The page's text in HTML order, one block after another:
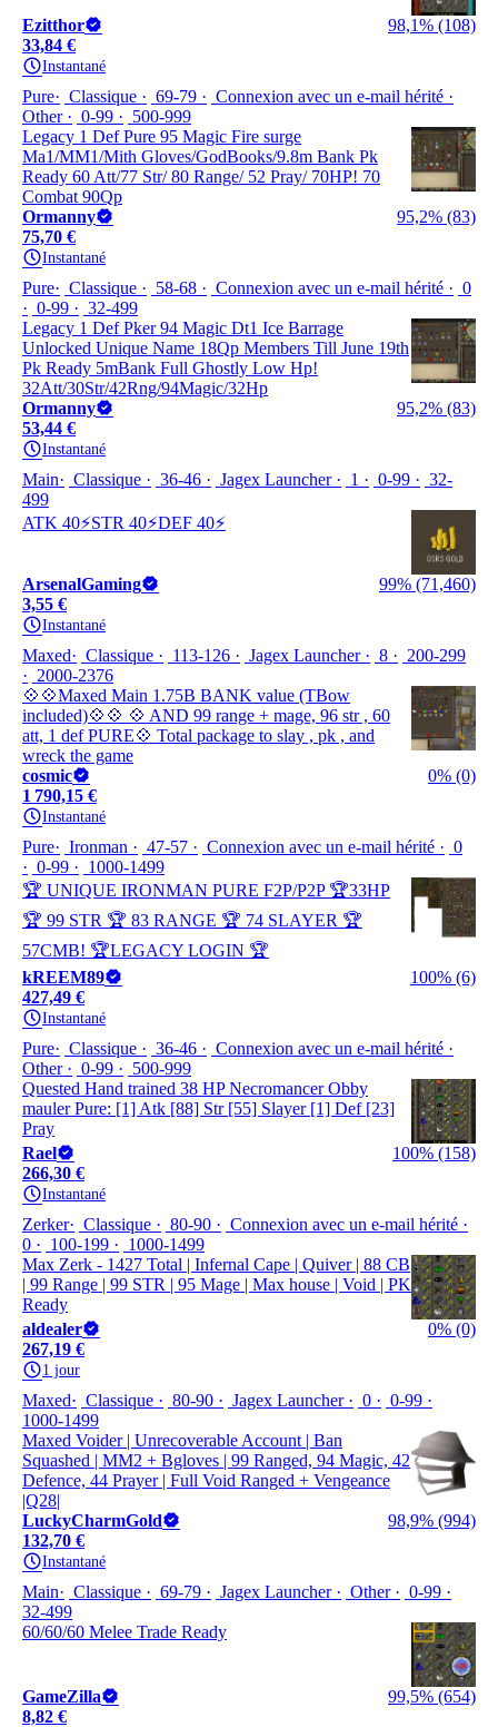
Ezitthor
98,1% (108)
33,84 €
Instantané
Pure Classique 69-79
Connexion avec un e-mail hérité
Other
0-99
500-999
Legacy 1 Def Pure 95 Magic Fire surge
Ma1/MM1/Mith Gloves/GodBooks/9.8m Bank Pk
Ready 60 Att/77 Str/ 80 Range/ 52 Pray/ 70HP! 70
Combat 90Qp
Ormanny
95,2% (83)
75,70 €
Instantané
Pure Classique 58-68 Connexion avec un e-mail hérité
0
0-99
32-499
Legacy 1 Def Pker 94 Magic Dt1 Ice Barrage
Unlocked Unique Name 18Qp Members Till June 19th
Pk Ready 5mBank Full Ghostly Low Hp!
32Att/30Str/42Rng/94Magic/32Hp
Ormanny
95,2% (83)
53,44 €
Instantané
Main Classique 36-46 Jagex Launcher 1 0-99
32-
499
ATK 40⚡STR 40⚡DEF 40⚡
ArsenalGaming
99% (71,460)
3,55 €
Instantané
Maxed Classique 113-126 Jagex Launcher 8
200-299
2000-2376
💠💠Maxed Main 1.75B BANK value (TBow
included)💠💠 💠 AND 99 range + mage, 96 str , 60
att, 1 def PURE💠 Total package to slay , pk , and
wreck the game
cosmic
0% (0)
1 790,15 €
Instantané
Pure Ironman 47-57 Connexion avec un e-mail hérité
0
0-99
1000-1499
🏆 UNIQUE IRONMAN PURE F2P/P2P 🏆33HP
🏆 99 STR 🏆 83 RANGE 🏆 74 SLAYER 🏆
57CMB! 🏆LEGACY LOGIN 🏆
kREEM89
100% (6)
427,49 €
Instantané
Pure Classique 36-46
Connexion avec un e-mail hérité
Other
0-99
500-999
Quested Hand trained 38 HP Necromancer Obby
mauler Pure: [1] Atk [88] Str [55] Slayer [1] Def [23]
Pray
Rael
100% (158)
266,30 €
Instantané
Zerker Classique 80-90
Connexion avec un e-mail hérité
0
100-199
1000-1499
Max Zerk - 1427 Total | Infernal Cape | Quiver | 88 CB
| 99 Range | 99 STR | 95 Mage | Max house | Void | PK
Ready
aldealer
0% (0)
267,19 €
1 jour
Maxed Classique 80-90 Jagex Launcher 0
0-99
1000-1499
Maxed Voider | Unrecoverable Account | Ban
Squashed | MM2 + Bgloves | 99 Ranged, 94 Magic, 42
Defence, 44 Prayer | Full Void Ranged + Vengeance
|Q28|
LuckyCharmGold
98,9% (994)
132,70 €
Instantané
Main Classique 69-79 Jagex Launcher Other
0-99
32-499
60/60/60 Melee Trade Ready
GameZilla
99,5% (654)
8,82 €